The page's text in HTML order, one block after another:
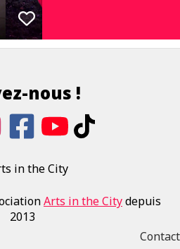
nous !
in the City
Arts in the Citydepuis
2013
Contact